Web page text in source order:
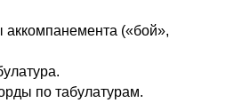
(«бой»,
по табулатурам.